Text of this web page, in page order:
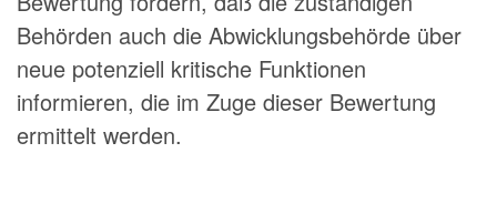
Behörden auch die Abwicklungsbehörde über
neue potenziell kritische Funktionen
informieren, die im Zuge dieser Bewertung
ermittelt werden.